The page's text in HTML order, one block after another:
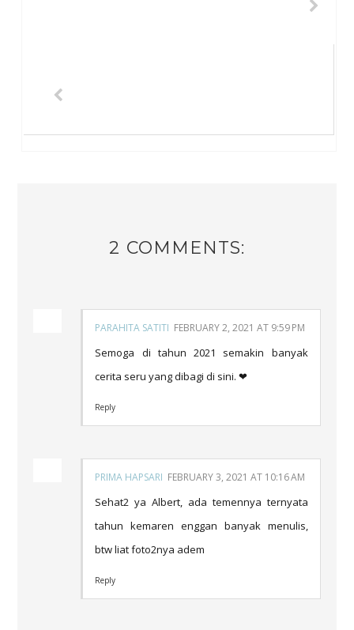
2 COMMENTS:
PARAHITA SATITI FEBRUARY 2, 2021 AT 9:59 PM
Semoga di tahun 2021 semakin banyak
cerita seru yang dibagi di sini. ❤
Reply
PRIMA HAPSARI FEBRUARY 3, 2021 AT 10:16 AM
Sehat2 ya Albert, ada temennya ternyata
tahun kemaren enggan banyak menulis,
btw liat foto2nya adem
Reply